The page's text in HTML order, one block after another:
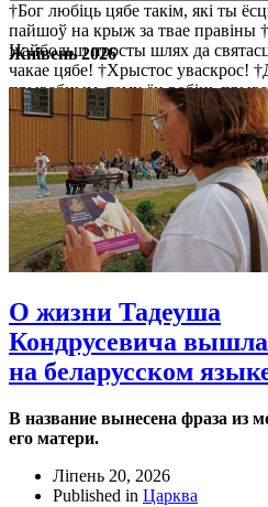
†Бог любіць цябе такім, які ты
пайшоў на крыж за твае правіны
Найбольш просты шлях да
чакае цябе! †Хрыстос уваскрос!
прывабным, таму ён робіць
Жнівень 2026
О жизни Тадеуша
Кондрусевича
на беларусском
В название вынесена фраза из
его матери.
Ліпень 20, 2026
Published in Царква